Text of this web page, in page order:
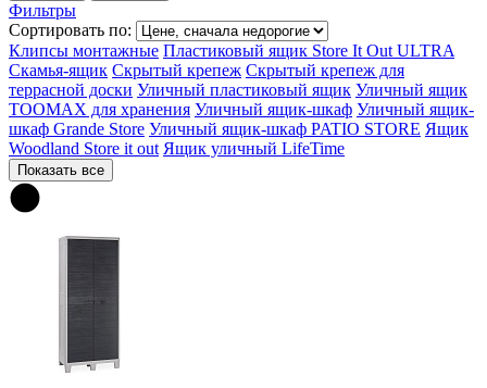
Фильтры
Сортировать по:
Клипсы монтажные Пластиковый ящик Store It Out ULTRA
Скамья-ящик Скрытый крепеж Скрытый крепеж для
террасной доски Уличный пластиковый ящик Уличный ящик
TOOMAX для хранения Уличный ящик-шкаф Уличный ящик-
шкаф Grande Store Уличный ящик-шкаф PATIO STORE Ящик
Woodland Store it out Ящик уличный LifeTime
Показать все